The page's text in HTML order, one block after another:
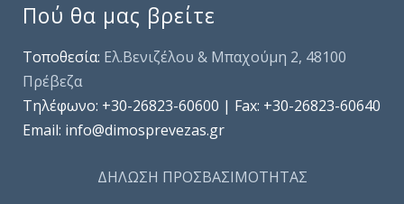
Πού θα μας βρείτε
Τοποθεσία: Ελ.Βενιζέλου & Μπαχούμη 2, 48100
Πρέβεζα
Τηλέφωνo: +30-26823-60600 | Fax: +30-26823-60640
Email: info@dimosprevezas.gr
ΔΗΛΩΣΗ ΠΡΟΣΒΑΣΙΜΟΤΗΤΑΣ